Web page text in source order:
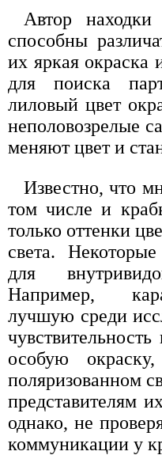
Автор
способны
их яркая окраска
для поиска
лиловый цвет
неполовозрелые
меняют цвет и
Известно, что
том числе и
только оттенки
света.
для
Например,
лучшую среди
особую
поляризованном
представителям
однако, не
коммуникации у